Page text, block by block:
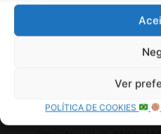
Ver
POLÍTICA DE COOKIES